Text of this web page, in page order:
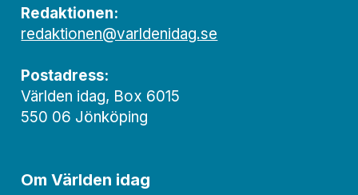
Redaktionen:
redaktionen@varldenidag.se
Postadress:
Världen idag, Box 6015
550 06 Jönköping
Om Världen idag